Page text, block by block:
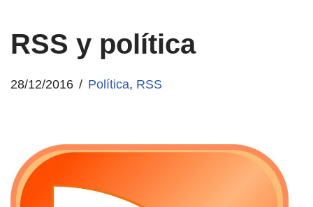
RSS y política
28/12/2016 Política, RSS